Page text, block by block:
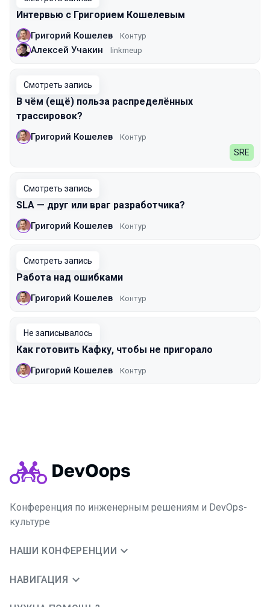
Интервью с Григорием Кошелевым
Григорий Кошелев Контур
Алексей Учакин linkmeup
Смотреть запись
В чём (ещё) польза распределённых
трассировок?
Григорий Кошелев Контур
SRE
Смотреть запись
SLA — друг или враг разработчика?
Григорий Кошелев Контур
Смотреть запись
Работа над ошибками
Григорий Кошелев Контур
Не записывалось
Как готовить Кафку, чтобы не пригорало
Григорий Кошелев Контур
Конференция по инженерным решениям и DevOps-
культуре
НАШИ КОНФЕРЕНЦИИ
НАВИГАЦИЯ